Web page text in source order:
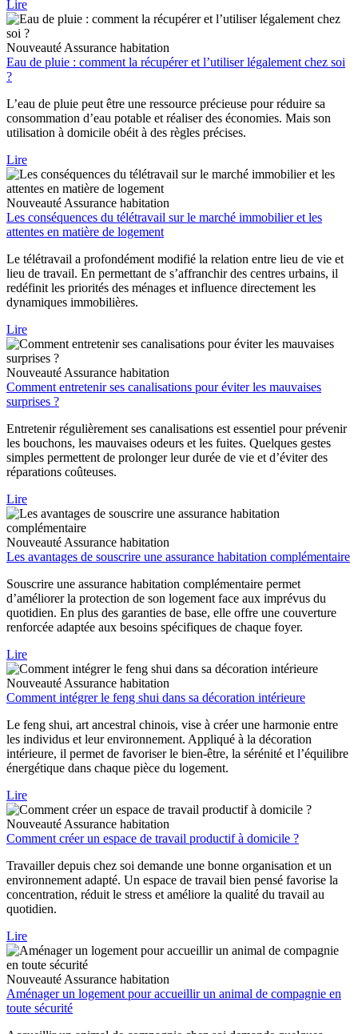
Lire
Nouveauté Assurance habitation
Eau de pluie : comment la récupérer et l’utiliser légalement chez soi
?
L’eau de pluie peut être une ressource précieuse pour réduire sa
consommation d’eau potable et réaliser des économies. Mais son
utilisation à domicile obéit à des règles précises.
Lire
Nouveauté Assurance habitation
Les conséquences du télétravail sur le marché immobilier et les
attentes en matière de logement
Le télétravail a profondément modifié la relation entre lieu de vie et
lieu de travail. En permettant de s’affranchir des centres urbains, il
redéfinit les priorités des ménages et influence directement les
dynamiques immobilières.
Lire
Nouveauté Assurance habitation
Comment entretenir ses canalisations pour éviter les mauvaises
surprises ?
Entretenir régulièrement ses canalisations est essentiel pour prévenir
les bouchons, les mauvaises odeurs et les fuites. Quelques gestes
simples permettent de prolonger leur durée de vie et d’éviter des
réparations coûteuses.
Lire
Nouveauté Assurance habitation
Les avantages de souscrire une assurance habitation complémentaire
Souscrire une assurance habitation complémentaire permet
d’améliorer la protection de son logement face aux imprévus du
quotidien. En plus des garanties de base, elle offre une couverture
renforcée adaptée aux besoins spécifiques de chaque foyer.
Lire
Nouveauté Assurance habitation
Comment intégrer le feng shui dans sa décoration intérieure
Le feng shui, art ancestral chinois, vise à créer une harmonie entre
les individus et leur environnement. Appliqué à la décoration
intérieure, il permet de favoriser le bien-être, la sérénité et l’équilibre
énergétique dans chaque pièce du logement.
Lire
Nouveauté Assurance habitation
Comment créer un espace de travail productif à domicile ?
Travailler depuis chez soi demande une bonne organisation et un
environnement adapté. Un espace de travail bien pensé favorise la
concentration, réduit le stress et améliore la qualité du travail au
quotidien.
Lire
Nouveauté Assurance habitation
Aménager un logement pour accueillir un animal de compagnie en
toute sécurité